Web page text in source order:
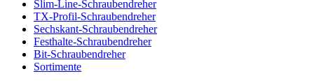
Slim-Line-Schraubendreher
TX-Profil-Schraubendreher
Sechskant-Schraubendreher
Festhalte-Schraubendreher
Bit-Schraubendreher
Sortimente